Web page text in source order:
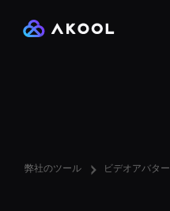
弊社のツール ビデオアバター